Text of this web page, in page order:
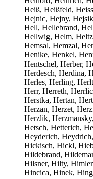
Heiß, Heißfeld,
Hejnic, Hejny,
Hell, Hellebrand,
Hellwig, Helm,
Hemsal, Hemzal,
Henike, Henkel,
Hentschel, Herber,
Herdesch, Herdina,
Herles, Herling,
Herr, Herreth,
Herstka, Hertan,
Herzan, Herzet,
Herzlik,
Hetsch, Hetterich,
Heyderich,
Hickisch, Hickl,
Hildebrand,
Hilsner, Hilty,
Hincica, Hinek,